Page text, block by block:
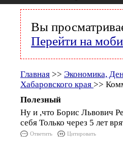
Вы
Перейти на
Главная >> Экономика,
Хабаровского края >>
Полезный
Ну и ,что Борис Львович
себя Только через 5 лет
Ответить Цитировать